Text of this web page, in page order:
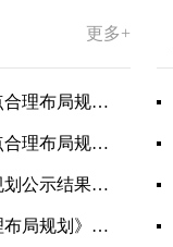
更多+
关于公布《莎车县烟草制品零售点合理布局规划（2026年-2031年）》的公告
关于举行《莎车县烟草制品零售点合理布局规划（2026年-2030年）（草案）》听证会的公告
关于莎车工业园区国土空间详细规划公示结果的公告
关于《莎车县烟草制品零售点合理布局规划》草案征求意见的公告